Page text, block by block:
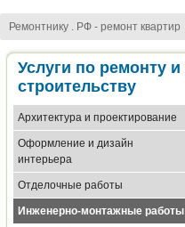
Ремонтнику . РФ - ремонт квартир
Услуги по ремонту и
строительству
Архитектура и проектирование
Оформление и дизайн
интерьера
Отделочные работы
Инженерно-монтажные работы